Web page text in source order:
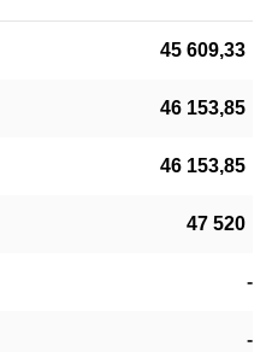
45 609,33
46 153,85
46 153,85
47 520
-
-